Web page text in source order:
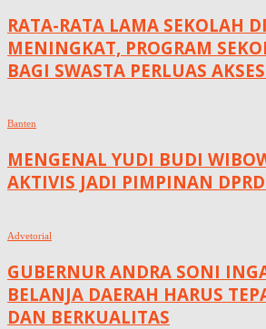
RATA-RATA LAMA SEKOLAH
MENINGKAT, ‎PROGRAM
BAGI SWASTA PERLUAS
Banten
MENGENAL YUDI BUDI
AKTIVIS JADI PIMPINAN
Advetorial
GUBERNUR ANDRA SONI
BELANJA DAERAH HARUS
DAN BERKUALITAS